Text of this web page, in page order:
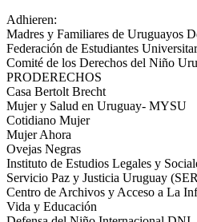
Adhieren:
Madres y Familiares de Uruguayos
Federación de Estudiantes
Comité de los Derechos del Niño
PRODERECHOS
Casa Bertolt Brecht
Mujer y Salud en Uruguay- MYSU
Cotidiano Mujer
Mujer Ahora
Ovejas Negras
Instituto de Estudios Legales y
Servicio Paz y Justicia Uruguay
Centro de Archivos y Acceso a La
Vida y Educación